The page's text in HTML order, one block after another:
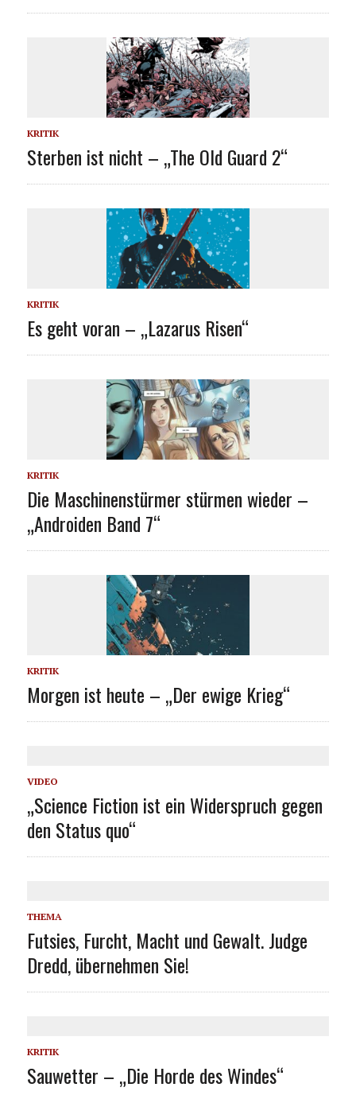
KRITIK
Sterben ist nicht – „The Old Guard 2“
KRITIK
Es geht voran – „Lazarus Risen“
KRITIK
Die Maschinenstürmer stürmen wieder –
„Androiden Band 7“
KRITIK
Morgen ist heute – „Der ewige Krieg“
VIDEO
„Science Fiction ist ein Widerspruch gegen
den Status quo“
THEMA
Futsies, Furcht, Macht und Gewalt. Judge
Dredd, übernehmen Sie!
KRITIK
Sauwetter – „Die Horde des Windes“